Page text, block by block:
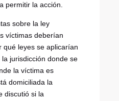
permitir la acción.
sobre la ley
víctimas deberían
qué leyes se aplicarían
jurisdicción donde se
la víctima es
domiciliada la
discutió si la